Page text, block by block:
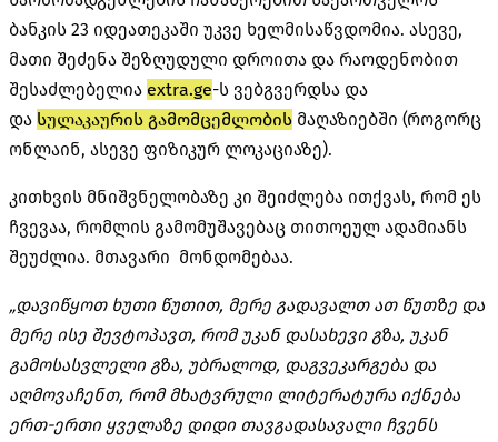
ბანკის 23 იდეათეკაში უკვე ხელმისაწვდომია. ასევე,
მათი შეძენა შეზღუდული დროითა და რაოდენობით
შესაძლებელია extra.ge-ს ვებგვერდსა და
და სულაკაურის გამომცემლობის მაღაზიებში (როგორც
ონლაინ, ასევე ფიზიკურ ლოკაციაზე).
კითხვის მნიშვნელობაზე კი შეიძლება ითქვას, რომ ეს
ჩვევაა, რომლის გამომუშავებაც თითოეულ ადამიანს
შეუძლია. მთავარი მონდომებაა.
„დავიწყოთ ხუთი წუთით, მერე გადავალთ ათ წუთზე და
მერე ისე შევტოპავთ, რომ უკან დასახევი გზა, უკან
გამოსასვლელი გზა, უბრალოდ, დაგვეკარგება და
აღმოვაჩენთ, რომ მხატვრული ლიტერატურა იქნება
ერთ-ერთი ყველაზე დიდი თავგადასავალი ჩვენს